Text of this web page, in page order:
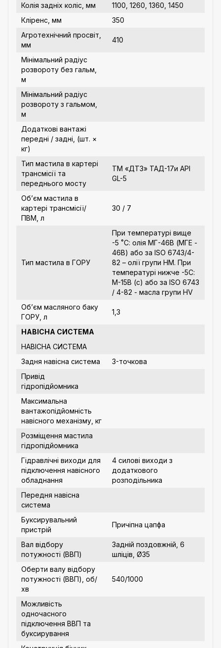
Колія задніх коліс, мм
1100, 1260, 1360, 1450
Кліренс, мм
350
Агротехнічний просвіт,
мм
410
Мінімальний радіус
розвороту без гальм,
м
Мінімальний радіус
розвороту з гальмом,
м
Додаткові вантажі
передні / задні, (шт. ×
кг)
Тип мастила в картері
трансмісії та
переднього мосту
ТМ «ДТЗ» ТАД-17и API
GL-5
Об’єм мастила в
картері трансмісії/
ПВМ, л
30 / 7
Тип мастила в ГОРУ
При температурі вище
-5 ˚С: олія МГ-46В (МГЕ -
46В) або за ISO 6743/4-
82 – олії групи HM. При
температурі нижче -5С:
М-15В (с) або за ISO 6743
/ 4-82 - масла групи HV
Об’єм масляного баку
ГОРУ, л
1,3
НАВІСНА СИСТЕМА
НАВІСНА СИСТЕМА
Задня навісна система
3-точкова
Привід
гідропідйомника
Максимальна
вантажопідйомність
навісного механізму, кг
Розміщення мастила
гідропідйомника
Гідравлічні виходи для
підключення навісного
обладнання
4 силові виходи з
додаткового
розподільника
Передня навісна
система
Буксирувальний
пристрій
Причіпна цапфа
Вал відбору
потужності (ВВП)
Задній поздовжній, 6
шліців, Ø35
Оберти валу відбору
потужності (ВВП), об/
хв
540/1000
Можливість
одночасного
підключення ВВП та
буксирування